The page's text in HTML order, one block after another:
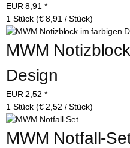
EUR 8,91 *
1 Stück (€ 8,91 / Stück)
MWM
Design
EUR 2,52 *
1 Stück (€ 2,52 / Stück)
MWM Notfall-